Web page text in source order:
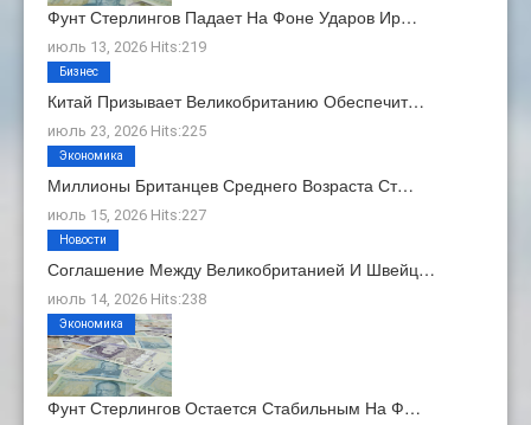
Фунт Стерлингов Падает На Фоне Ударов Ир…
июль 13, 2026 Hits:219
Китай Призывает Великобританию Обеспечит…
июль 23, 2026 Hits:225
Бизнес
Миллионы Британцев Среднего Возраста Ст…
июль 15, 2026 Hits:227
Экономика
Соглашение Между Великобританией И Швейц…
июль 14, 2026 Hits:238
Новости
Фунт Стерлингов Остается Стабильным На Ф…
Экономика